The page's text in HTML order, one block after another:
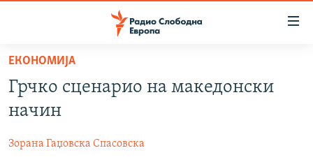
Оди
содржината
Оди
главната
СВЕТ
ВЕСТИ
ЕКОНОМИЈА
Грчко сценарио на македонски
начин
Зорана Гаџовска Спасовска